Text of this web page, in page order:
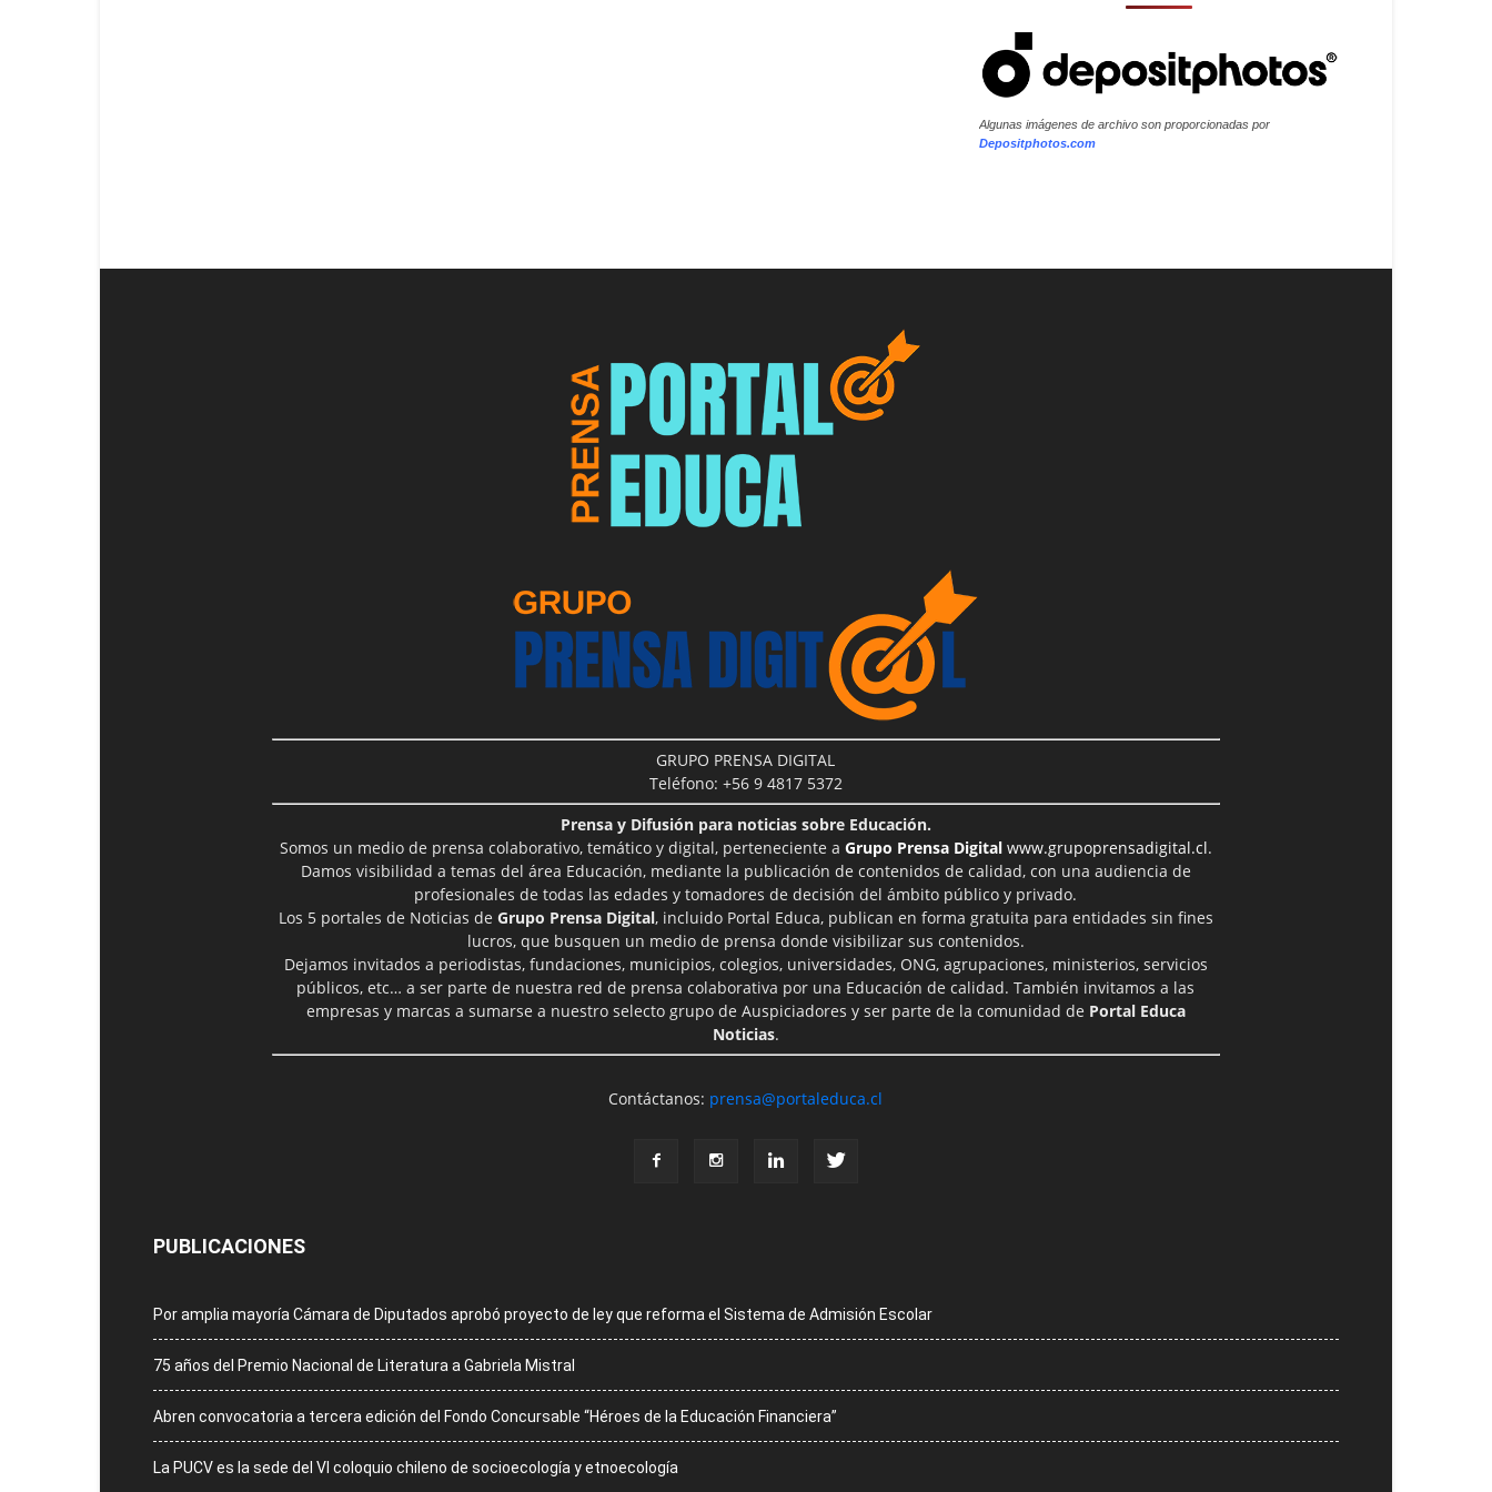
Algunas imágenes de archivo son proporcionadas por
Depositphotos.com
GRUPO PRENSA DIGITAL
Teléfono: +56 9 4817 5372
Prensa y Difusión para noticias sobre Educación.
Somos un medio de prensa colaborativo, temático y digital, perteneciente a Grupo Prensa Digitalwww.grupoprensadigital.cl.
Damos visibilidad a temas del área Educación, mediante la publicación de contenidos de calidad, con una audiencia de
profesionales de todas las edades y tomadores de decisión del ámbito público y privado.
Los 5 portales de Noticias de Grupo Prensa Digital, incluido Portal Educa, publican en forma gratuita para entidades sin fines
lucros, que busquen un medio de prensa donde visibilizar sus contenidos.
Dejamos invitados a periodistas, fundaciones, municipios, colegios, universidades, ONG, agrupaciones, ministerios, servicios
públicos, etc… a ser parte de nuestra red de prensa colaborativa por una Educación de calidad. También invitamos a las
empresas y marcas a sumarse a nuestro selecto grupo de Auspiciadores y ser parte de la comunidad de Portal Educa
Noticias.
Contáctanos: prensa@portaleduca.cl
PUBLICACIONES
Por amplia mayoría Cámara de Diputados aprobó proyecto de ley que reforma el Sistema de Admisión Escolar
75 años del Premio Nacional de Literatura a Gabriela Mistral
Abren convocatoria a tercera edición del Fondo Concursable “Héroes de la Educación Financiera”
La PUCV es la sede del VI coloquio chileno de socioecología y etnoecología